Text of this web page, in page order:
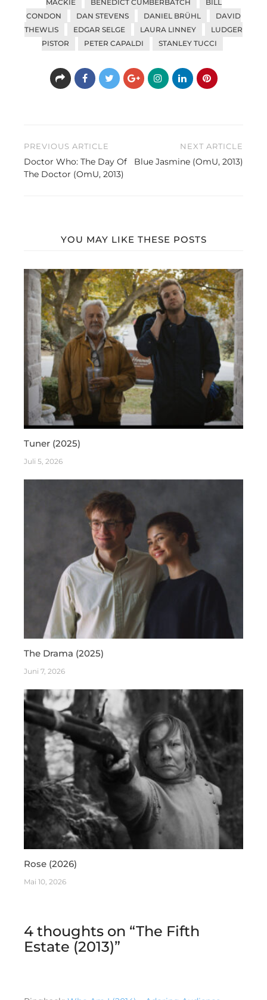
MACKIE BENEDICT CUMBERBATCH
BILL
CONDON
DAN STEVENS DANIEL BRÜHL
DAVID
THEWLIS
EDGAR SELGE LAURA LINNEY
LUDGER
PISTOR
PETER CAPALDI STANLEY TUCCI
Beitragsnavigation
PREVIOUS ARTICLE
Doctor Who: The Day Of
The Doctor (OmU, 2013)
NEXT ARTICLE
Blue Jasmine (OmU, 2013)
YOU MAY LIKE THESE POSTS
Tuner (2025)
Juli 5, 2026
The Drama (2025)
Juni 7, 2026
Rose (2026)
Mai 10, 2026
4 thoughts on “The Fifth
Estate (2013)”